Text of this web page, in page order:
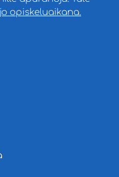
opiskeluaikana.